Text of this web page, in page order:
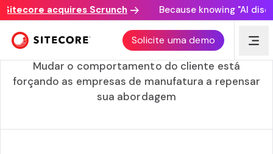
acquires Scrunch Because knowing "AI
Solicite uma demo
Manufatura: por que o comércio eletrônico e o D2C
são fundamentais para o crescimento sustentável
Mudar o comportamento do cliente está
forçando as empresas de manufatura a repensar
sua abordagem